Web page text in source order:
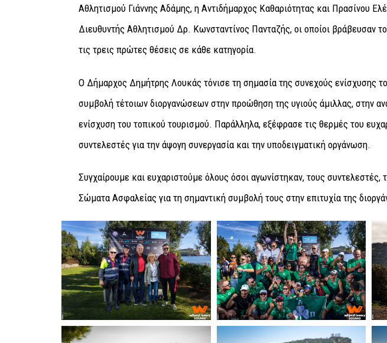
Αθλητισμού Γιάννης Αδάμης, η Αντιδήμαρχος Καθαριότητας και Πρασίνου
Διευθυντής Αθλητισμού Δρ. Κωνσταντίνος Πανταζής, οι οποίοι βράβευσαν
τις τρεις πρώτες θέσεις σε κάθε κατηγορία.
Ο Δήμαρχος Δημήτρης Λουκάς τόνισε τη σημασία της συνεχούς ενίσχυσης
συμβολή τέτοιων διοργανώσεων στην προώθηση της υγιούς άμιλλας, στην
ενίσχυση του τοπικού τουρισμού. Παράλληλα, εξέφρασε τις θερμές του
συντελεστές για την άψογη συνεργασία και την υποδειγματική οργάνωση.
Συγχαίρουμε και ευχαριστούμε όλους όσοι αγωνίστηκαν, τους συντελεστές,
Σώματα Ασφαλείας για τη σημαντική συμβολή τους στην επιτυχία της